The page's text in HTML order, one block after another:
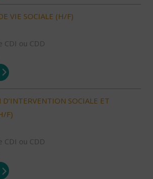
VIE SOCIALE (H/F)
CDI ou CDD
SOCIALE ET
F)
CDI ou CDD